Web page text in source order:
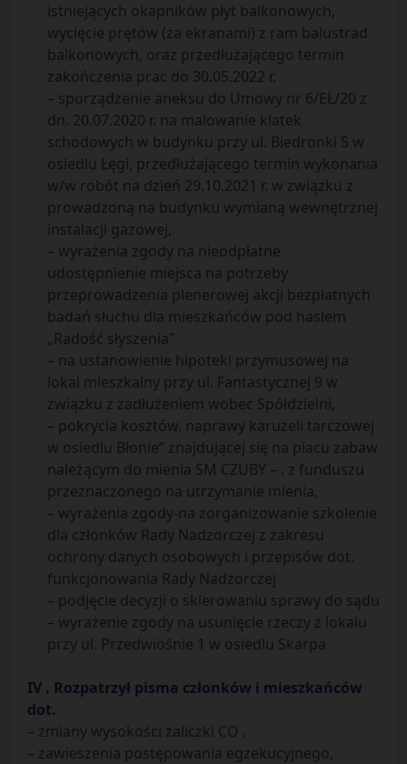
istniejących okapników płyt balkonowych,
wycięcie prętów (za ekranami) z ram balustrad
balkonowych, oraz przedłużającego termin
zakończenia prac do 30.05.2022 r.
– sporządzenie aneksu do Umowy nr 6/EŁ/20 z
dn. 20.07.2020 r. na malowanie klatek
schodowych w budynku przy ul. Biedronki 5 w
osiedlu Łęgi, przedłużającego termin wykonania
w/w robót na dzień 29.10.2021 r. w związku z
prowadzoną na budynku wymianą wewnętrznej
instalacji gazowej,
– wyrażenia zgody na nieodpłatne
udostępnienie miejsca na potrzeby
przeprowadzenia plenerowej akcji bezpłatnych
badań słuchu dla mieszkańców pod hasłem
„Radość słyszenia”
– na ustanowienie hipoteki przymusowej na
lokal mieszkalny przy ul. Fantastycznej 9 w
związku z zadłużeniem wobec Spółdzielni,
– pokrycia kosztów. naprawy karuzeli tarczowej
w osiedlu Błonie” znajdującej się na placu zabaw
należącym do mienia SM CZUBY – . z funduszu
przeznaczonego na utrzymanie mienia,
– wyrażenia zgody-na zorganizowanie szkolenie
dla członków Rady Nadzorczej z zakresu
ochrony danych osobowych i przepisów dot.
funkcjonowania Rady Nadzorczej
– podjęcie decyzji o skierowaniu sprawy do sądu
– wyrażenie zgody na usunięcie rzeczy z lokalu
przy ul. Przedwiośnie 1 w osiedlu Skarpa
IV . Rozpatrzył pisma członków i mieszkańców
dot.
– zmiany wysokości zaliczki CO ,
– zawieszenia postępowania egzekucyjnego,